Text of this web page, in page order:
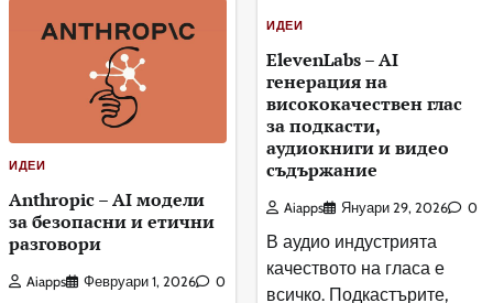
ИДЕИ
Anthropic – AI модели
за безопасни и етични
разговори
Aiapps Февруари 1, 2026 0
ИДЕИ
ElevenLabs – AI
генерация на
висококачествен глас
за подкасти,
аудиокниги и видео
съдържание
Aiapps Януари 29, 2026 0
В аудио индустрията
качеството на гласа е
всичко. Подкастърите,